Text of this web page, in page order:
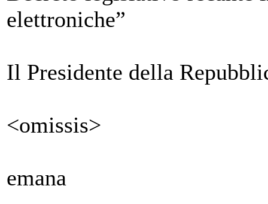
elettroniche”
Il Presidente della
<omissis>
emana